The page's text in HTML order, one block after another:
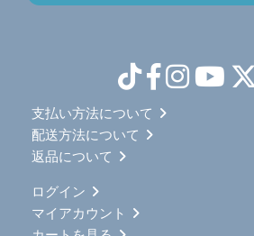
支払い方法について
配送方法について
返品について
ログイン
マイアカウント